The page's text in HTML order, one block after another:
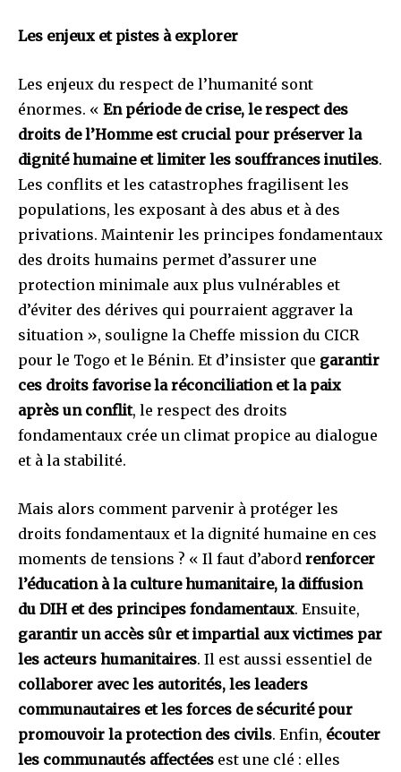
Les enjeux et pistes à explorer
Les enjeux du respect de l’humanité sont
énormes. « En période de crise, le respect des
droits de l’Homme est crucial pour préserver la
dignité humaine et limiter les souffrances inutiles.
Les conflits et les catastrophes fragilisent les
populations, les exposant à des abus et à des
privations. Maintenir les principes fondamentaux
des droits humains permet d’assurer une
protection minimale aux plus vulnérables et
d’éviter des dérives qui pourraient aggraver la
situation », souligne la Cheffe mission du CICR
pour le Togo et le Bénin. Et d’insister que garantir
ces droits favorise la réconciliation et la paix
après un conflit, le respect des droits
fondamentaux crée un climat propice au dialogue
et à la stabilité.
Mais alors comment parvenir à protéger les
droits fondamentaux et la dignité humaine en ces
moments de tensions ? « Il faut d’abord renforcer
l’éducation à la culture humanitaire, la diffusion
du DIH et des principes fondamentaux. Ensuite,
garantir un accès sûr et impartial aux victimes par
les acteurs humanitaires. Il est aussi essentiel de
collaborer avec les autorités, les leaders
communautaires et les forces de sécurité pour
promouvoir la protection des civils. Enfin, écouter
les communautés affectées est une clé : elles